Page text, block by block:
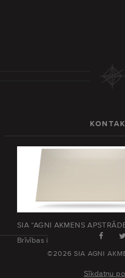
SIA “AGNI AKMENS
Brīvības iela 173 – 27
©2026 SIA AGNI
Sīkdatņu